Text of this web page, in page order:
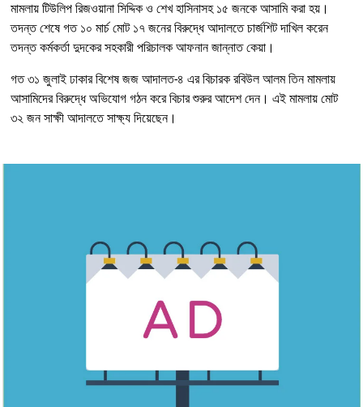
মামলায় টিউলিপ রিজওয়ানা সিদ্দিক ও শেখ হাসিনাসহ ১৫ জনকে আসামি করা হয়।
তদন্ত শেষে গত ১০ মার্চ মোট ১৭ জনের বিরুদ্ধে আদালতে চার্জশিট দাখিল করেন
তদন্ত কর্মকর্তা দুদকের সহকারী পরিচালক আফনান জান্নাত কেয়া।
গত ৩১ জুলাই ঢাকার বিশেষ জজ আদালত-৪ এর বিচারক রবিউল আলম তিন মামলায়
আসামিদের বিরুদ্ধে অভিযোগ গঠন করে বিচার শুরুর আদেশ দেন। এই মামলায় মোট
৩২ জন সাক্ষী আদালতে সাক্ষ্য দিয়েছেন।